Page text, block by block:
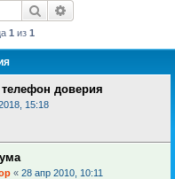
Поиск
1 из 1
доверия
15:18
« 28 апр 2010, 10:11